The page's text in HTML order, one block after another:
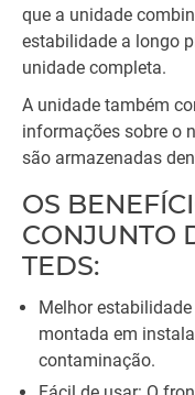
que a unidade
estabilidade a longo
unidade completa.
A unidade também
informações sobre o
são armazenadas
OS
CONJUNTO
TEDS:
Melhor
montada em
contaminação.